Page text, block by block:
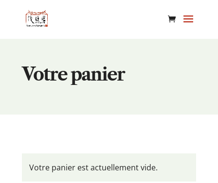
Votre panier
Votre panier est actuellement vide.